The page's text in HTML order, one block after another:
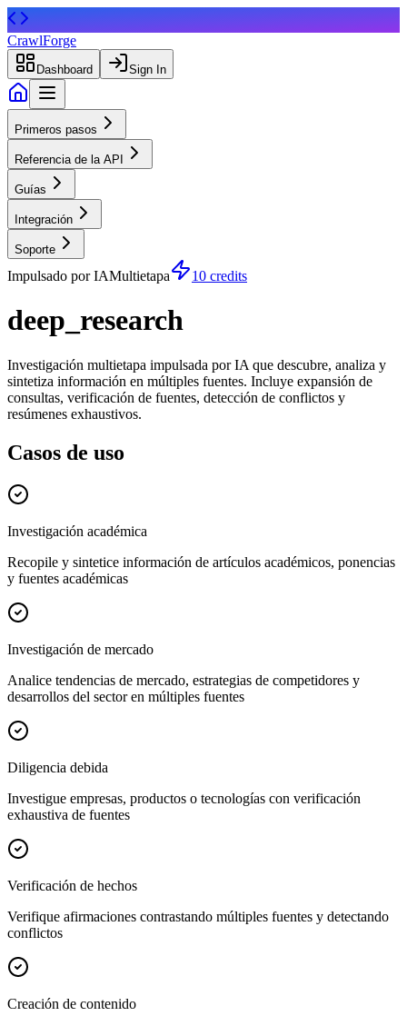
CrawlForge
Dashboard Sign In
Primeros pasos
Referencia de la API
Guías
Integración
Soporte
Impulsado por IAMultietapa 10 credits
deep_research
Investigación multietapa impulsada por IA que descubre, analiza y
sintetiza información en múltiples fuentes. Incluye expansión de
consultas, verificación de fuentes, detección de conflictos y
resúmenes exhaustivos.
Casos de uso
Investigación académica
Recopile y sintetice información de artículos académicos, ponencias
y fuentes académicas
Investigación de mercado
Analice tendencias de mercado, estrategias de competidores y
desarrollos del sector en múltiples fuentes
Diligencia debida
Investigue empresas, productos o tecnologías con verificación
exhaustiva de fuentes
Verificación de hechos
Verifique afirmaciones contrastando múltiples fuentes y detectando
conflictos
Creación de contenido